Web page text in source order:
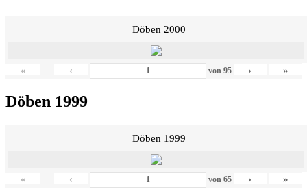
Döben 2000
« ‹ von 95 › »
Döben 1999
Döben 1999
« ‹ von 65 › »